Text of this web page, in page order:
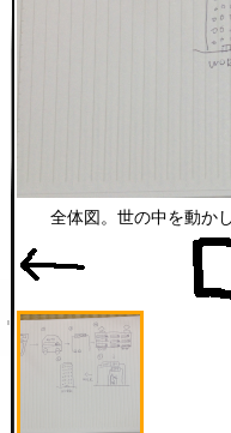
全体図。世の中を動か